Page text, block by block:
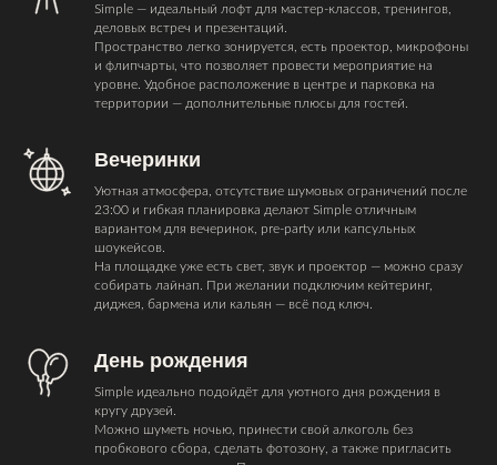
Simple — идеальный лофт для мастер-классов, тренингов,
деловых встреч и презентаций.
Пространство легко зонируется, есть проектор, микрофоны
и флипчарты, что позволяет провести мероприятие на
уровне. Удобное расположение в центре и парковка на
территории — дополнительные плюсы для гостей.
Вечеринки
Уютная атмосфера, отсутствие шумовых ограничений после
23:00 и гибкая планировка делают Simple отличным
вариантом для вечеринок, pre-party или капсульных
шоукейсов.
На площадке уже есть свет, звук и проектор — можно сразу
собирать лайнап. При желании подключим кейтеринг,
диджея, бармена или кальян — всё под ключ.
День рождения
Simple идеально подойдёт для уютного дня рождения в
кругу друзей.
Можно шуметь ночью, принести свой алкоголь без
пробкового сбора, сделать фотозону, а также пригласить